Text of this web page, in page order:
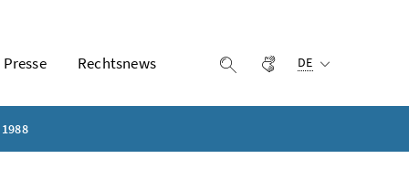
Presse Rechtsnews Suche einblenden
Gebärdensprache
DE